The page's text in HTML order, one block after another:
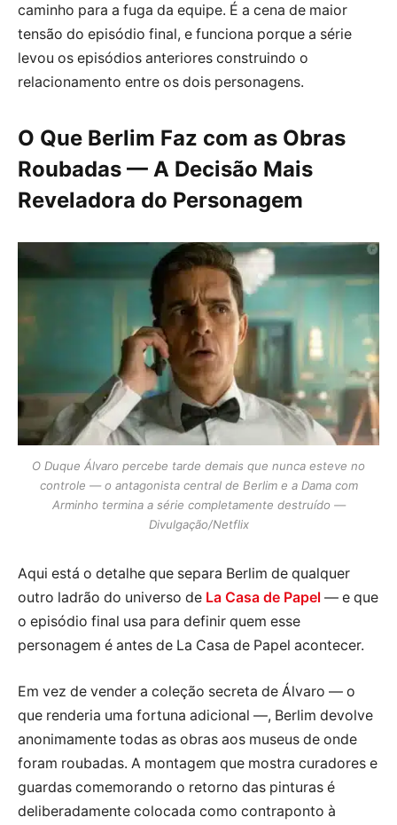
caminho para a fuga da equipe. É a cena de maior
tensão do episódio final, e funciona porque a série
levou os episódios anteriores construindo o
relacionamento entre os dois personagens.
O Que Berlim Faz com as Obras
Roubadas — A Decisão Mais
Reveladora do Personagem
O Duque Álvaro percebe tarde demais que nunca esteve no
controle — o antagonista central de Berlim e a Dama com
Arminho termina a série completamente destruído —
Divulgação/Netflix
Aqui está o detalhe que separa Berlim de qualquer
outro ladrão do universo de La Casa de Papel — e que
o episódio final usa para definir quem esse
personagem é antes de La Casa de Papel acontecer.
Em vez de vender a coleção secreta de Álvaro — o
que renderia uma fortuna adicional —, Berlim devolve
anonimamente todas as obras aos museus de onde
foram roubadas. A montagem que mostra curadores e
guardas comemorando o retorno das pinturas é
deliberadamente colocada como contraponto à